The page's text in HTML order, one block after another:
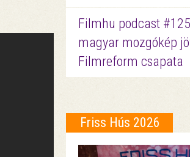
Filmhu podcast
magyar mozgókép
Filmreform csapata
Friss Hús 2026